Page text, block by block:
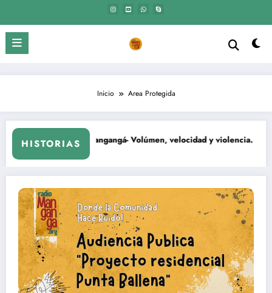
contenido
Inicio Area Protegida
HISTORIAS
El Mangangá- Volúmen, velocidad y violencia.